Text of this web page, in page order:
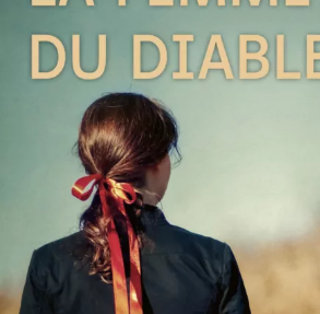
La Femme du diable
Daniel Crozes
28